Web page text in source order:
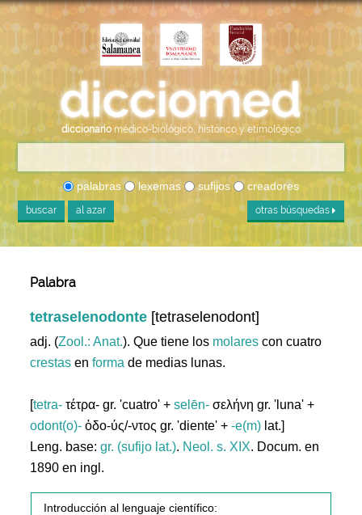
diccionario médico-biológico, histórico y etimológico
palabras lexemas sufijos creadores
buscar al azar otras búsquedas
Palabra
tetraselenodonte [tetraselenodont]
adj. (Zool.: Anat.). Que tiene los molares con cuatro
crestas enforma de medias lunas.
[tetra- τέτρα- gr. 'cuatro' +selēn- σελήνη gr. 'luna' +
odont(o)- ὀδο-ύς/-ντος gr. 'diente' +-e(m) lat.]
Leng. base:gr. (sufijo lat.). Neol. s. XIX. Docum. en
1890 en ingl.
Introducción al lenguaje científico: